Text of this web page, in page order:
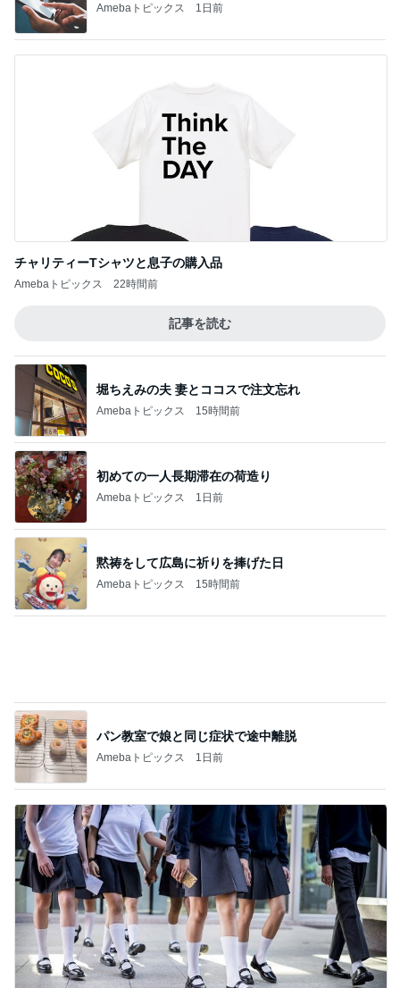
チャリティーTシャツと息子の購入品
記事を読む
Amebaトピックス 15時間前
初めての一人長期滞在の荷造り
Amebaトピックス 1日前
黙祷をして広島に祈りを捧げた日
Amebaトピックス 15時間前
パン教室で娘と同じ症状で途中離脱
Amebaトピックス 1日前
夫に行ってもらった高校の説明会
Amebaトピックス 15時間前
記事を読む
17年ぶりに会った歌手の後輩と昔話